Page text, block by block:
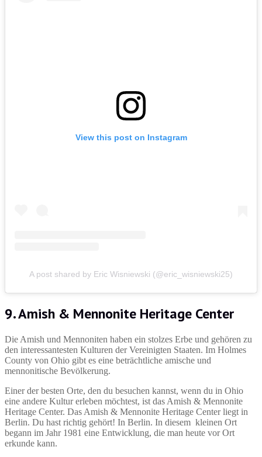
View this post on Instagram
A post shared by Eric Wisniewski (@eric_wisniewski25)
9. Amish & Mennonite Heritage Center
Die Amish und Mennoniten haben ein stolzes Erbe und gehören zu
den interessantesten Kulturen der Vereinigten Staaten. Im Holmes
County von Ohio gibt es eine beträchtliche amische und
mennonitische Bevölkerung.
Einer der besten Orte, den du besuchen kannst, wenn du in Ohio
eine andere Kultur erleben möchtest, ist das Amish & Mennonite
Heritage Center. Das Amish & Mennonite Heritage Center liegt in
Berlin. Du hast richtig gehört! In Berlin. In diesem kleinen Ort
begann im Jahr 1981 eine Entwicklung, die man heute vor Ort
erkunde kann.